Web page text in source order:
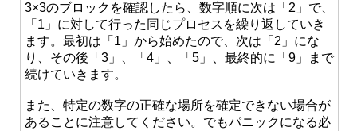
3×3のブロックを確認したら、数字順に次は「2」で、
「1」に対して行った同じプロセスを繰り返していき
ます。最初は「1」から始めたので、次は「2」にな
り、その後「3」、「4」、「5」、最終的に「9」まで
続けていきます。
また、特定の数字の正確な場所を確定できない場合が
あることに注意してください。でもパニックになる必